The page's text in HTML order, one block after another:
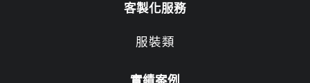
客製化服務
服裝類
實績案例